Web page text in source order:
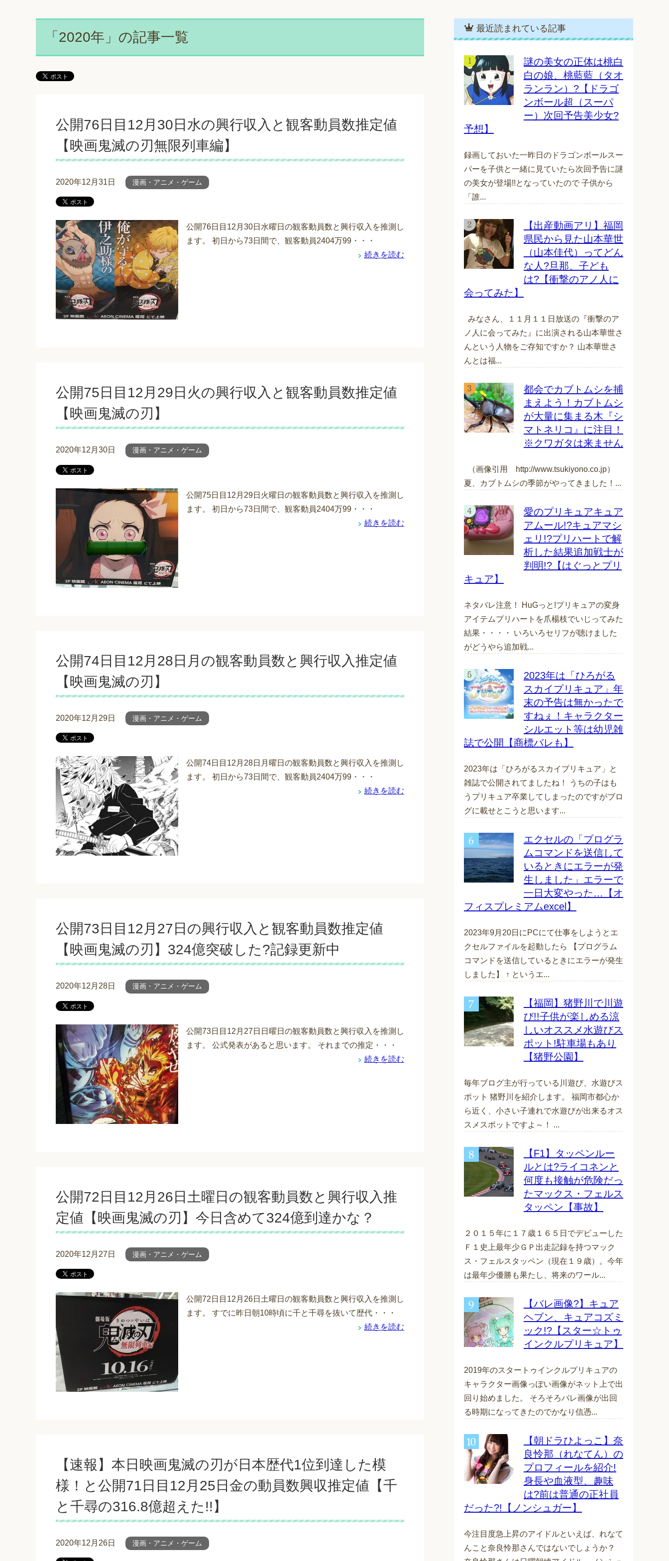
「2020年」の記事一覧
公開76日目12月30日水の興行収入と観客動員数推定値
【映画鬼滅の刃無限列車編】
2020年12月31日 漫画・アニメ・ゲーム
公開76日目12月30日水曜日の観客動員数と興行収入を推測し
ます。 初日から73日間で、観客動員2404万99・・・
続きを読む
公開75日目12月29日火の興行収入と観客動員数推定値
【映画鬼滅の刃】
2020年12月30日 漫画・アニメ・ゲーム
公開75日目12月29日火曜日の観客動員数と興行収入を推測し
ます。 初日から73日間で、観客動員2404万99・・・
続きを読む
公開74日目12月28日月の観客動員数と興行収入推定値
【映画鬼滅の刃】
2020年12月29日 漫画・アニメ・ゲーム
公開74日目12月28日月曜日の観客動員数と興行収入を推測し
ます。 初日から73日間で、観客動員2404万99・・・
続きを読む
公開73日目12月27日の興行収入と観客動員数推定値
【映画鬼滅の刃】324億突破した?記録更新中
2020年12月28日 漫画・アニメ・ゲーム
公開73日目12月27日日曜日の観客動員数と興行収入を推測し
ます。 公式発表があると思います。 それまでの推定・・・
続きを読む
公開72日目12月26日土曜日の観客動員数と興行収入推
定値【映画鬼滅の刃】今日含めて324億到達かな？
2020年12月27日 漫画・アニメ・ゲーム
公開72日目12月26日土曜日の観客動員数と興行収入を推測し
ます。 すでに昨日朝10時頃に千と千尋を抜いて歴代・・・
続きを読む
【速報】本日映画鬼滅の刃が日本歴代1位到達した模
様！と公開71日目12月25日金の動員数興収推定値【千
と千尋の316.8億超えた!!】
2020年12月26日 漫画・アニメ・ゲーム
最近読まれている記事
謎の美女の正体は桃白
白の娘、桃藍藍（タオ
ランラン）?【ドラゴ
ンボール超（スーパ
ー）次回予告美少女?
予想】
録画しておいた一昨日のドラゴンボールスー
パーを子供と一緒に見ていたら次回予告に謎
の美女が登場!!となっていたので 子供から
「誰...
【出産動画アリ】福岡
県民から見た山本華世
（山本佳代）ってどん
な人?旦那、子ども
は?【衝撃のアノ人に
会ってみた】
みなさん、１１月１１日放送の『衝撃のア
ノ人に会ってみた』に出演される山本華世さ
んという人物をご存知ですか？ 山本華世さ
んとは福...
都会でカブトムシを捕
まえよう！カブトムシ
が大量に集まる木『シ
マトネリコ』に注目！
※クワガタは来ません
（画像引用 http://www.tsukiyono.co.jp）
夏、カブトムシの季節がやってきました！...
愛のプリキュアキュア
アムール!?キュアマシ
ェリ!?プリハートで解
析した結果追加戦士が
判明!?【はぐっとプリ
キュア】
ネタバレ注意！ HuGっと!プリキュアの変身
アイテムプリハートを爪楊枝でいじってみた
結果・・・・ いろいろセリフが聴けました
がどうやら追加戦...
2023年は「ひろがる
スカイプリキュア」年
末の予告は無かったで
すねぇ！キャラクター
シルエット等は幼児雑
誌で公開【商標バレも】
2023年は「ひろがるスカイプリキュア」と
雑誌で公開されてましたね！ うちの子はも
うプリキュア卒業してしまったのですがブロ
グに載せとこうと思います...
エクセルの「プログラ
ムコマンドを送信して
いるときにエラーが発
生しました」エラーで
一日大変やった…【オ
フィスプレミアムexcel】
2023年9月20日にPCにて仕事をしようとエ
クセルファイルを起動したら 【プログラム
コマンドを送信しているときにエラーが発生
しました】 ↑ というエ...
【福岡】猪野川で川遊
び!!子供が楽しめる涼
しいオススメ水遊びス
ポット!駐車場もあり
【猪野公園】
毎年ブログ主が行っている川遊び、水遊びス
ポット 猪野川を紹介します。 福岡市都心か
ら近く、小さい子連れで水遊びが出来るオス
スメスポットですよ～！ ...
【F1】タッペンルー
ルとは?ライコネンと
何度も接触が危険だっ
たマックス・フェルス
タッペン【事故】
２０１５年に１７歳１６５日でデビューした
Ｆ１史上最年少ＧＰ出走記録を持つマック
ス・フェルスタッペン（現在１９歳）。今年
は最年少優勝も果たし、将来のワール...
【バレ画像?】キュア
ヘブン、キュアコズミ
ック!?【スター☆トゥ
インクルプリキュア】
2019年のスタートゥインクルプリキュアの
キャラクター画像っぽい画像がネット上で出
回り始めました。 そろそろバレ画像が出回
る時期になってきたのでかなり信憑...
【朝ドラひよっこ】奈
良怜那（れなてん）の
プロフィールを紹介!
身長や血液型、趣味
は?前は普通の正社員
だった?!【ノンシュガー】
今注目度急上昇のアイドルといえば、れなて
んこと奈良怜那さんではないでしょうか？